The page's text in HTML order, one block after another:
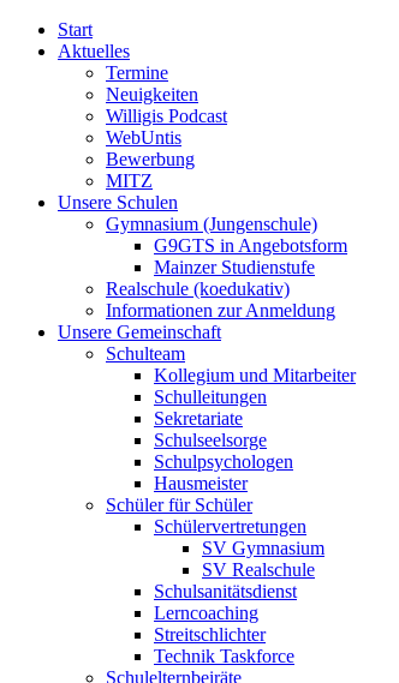
Start
Aktuelles
Termine
Neuigkeiten
Willigis Podcast
WebUntis
Bewerbung
MITZ
Unsere Schulen
Gymnasium (Jungenschule)
G9GTS in Angebotsform
Mainzer Studienstufe
Realschule (koedukativ)
Informationen zur Anmeldung
Unsere Gemeinschaft
Schulteam
Kollegium und Mitarbeiter
Schulleitungen
Sekretariate
Schulseelsorge
Schulpsychologen
Hausmeister
Schüler für Schüler
Schülervertretungen
SV Gymnasium
SV Realschule
Schulsanitätsdienst
Lerncoaching
Streitschlichter
Technik Taskforce
Schulelternbeiräte